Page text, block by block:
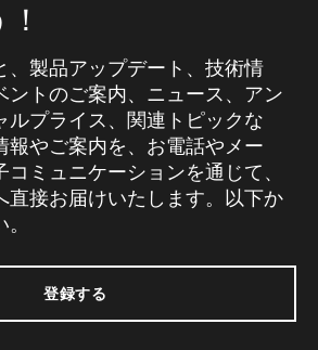
、製品アップデート、技術情
ントのご案内、ニュース、アン
ルプライス、関連トピックな
報やご案内を、お電話やメー
ミュニケーションを通じて、
直接お届けいたします。以下か
登録する